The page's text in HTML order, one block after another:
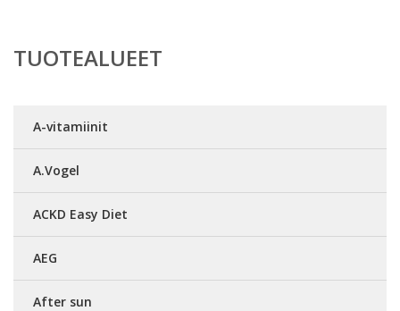
TUOTEALUEET
A-vitamiinit
A.Vogel
ACKD Easy Diet
AEG
After sun